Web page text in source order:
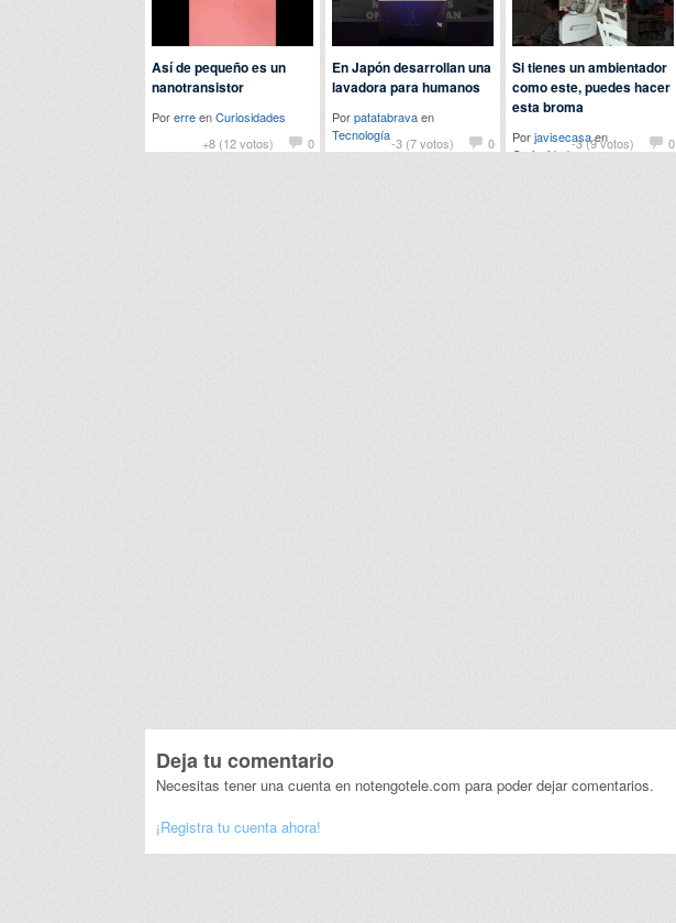
+8 (12 votos) 0
Así de pequeño es un
nanotransistor
PorerreenCuriosidades
-3 (7 votos)
0
En Japón desarrollan una
lavadora para humanos
Porpatatabravaen
Tecnología
-3 (9 votos) 0
Si tienes un ambientador
como este, puedes hacer
esta broma
Porjavisecasaen
Curiosidades
Deja tu comentario
Necesitas tener una cuenta en notengotele.com para poder dejar comentarios.
¡Registra tu cuenta ahora!